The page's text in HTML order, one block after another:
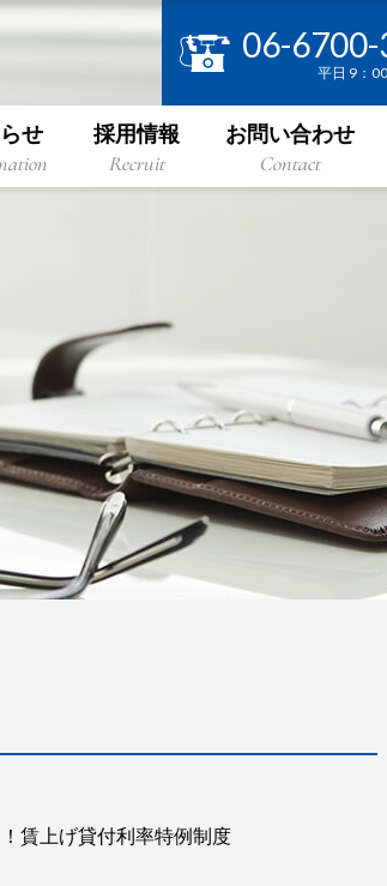
06-
平日 9：
せ 採用情報
Recruit
お問い合わせ
Contact
賃上げ貸付利率特例制度